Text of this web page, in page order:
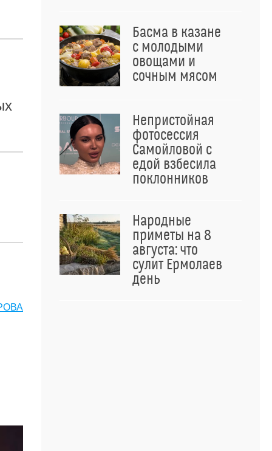
Басма в казане
с молодыми
овощами и
сочным мясом
Непристойная
фотосессия
Самойловой с
едой взбесила
поклонников
Народные
приметы на 8
августа: что
сулит Ермолаев
день